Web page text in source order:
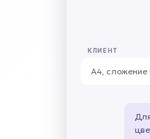
КЛИЕНТ
А4, сложение